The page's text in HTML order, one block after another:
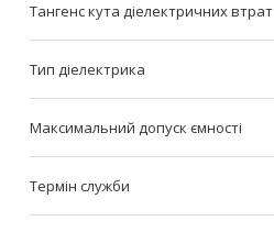
Тангенс кута діелектричних втрат
Тип діелектрика
Максимальний допуск ємності
Термін служби